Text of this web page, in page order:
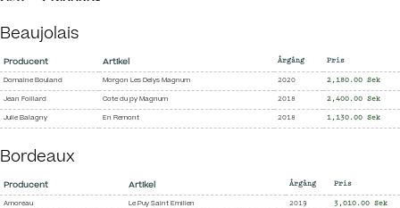
Beaujolais
Producent Artikel Årgång Pris
Domaine Bouland Morgon Les Delys Magnum 2020 2,180.00 Sek
Jean Foillard Cote du py Magnum 2018 2,400.00 Sek
Julie Balagny En Remont 2018 1,130.00 Sek
Bordeaux
Producent Artikel Årgång Pris
Amoreau Le Puy Saint Emilien 2019 3,010.00 Sek